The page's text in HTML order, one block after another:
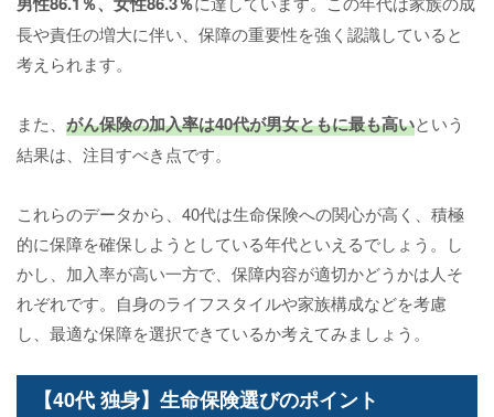
長や責任の増大に伴い、保障の重要性を強く認識していると
考えられます。
また、 がん保険の加入率は40代が男女ともに最も高いという
結果は、注目すべき点です。
これらのデータから、40代は生命保険への関心が高く、積極
的に保障を確保しようとしている年代といえるでしょう。し
かし、加入率が高い一方で、保障内容が適切かどうかは人そ
れぞれです。自身のライフスタイルや家族構成などを考慮
し、最適な保障を選択できているか考えてみましょう。
【40代 独身】生命保険選びのポイント